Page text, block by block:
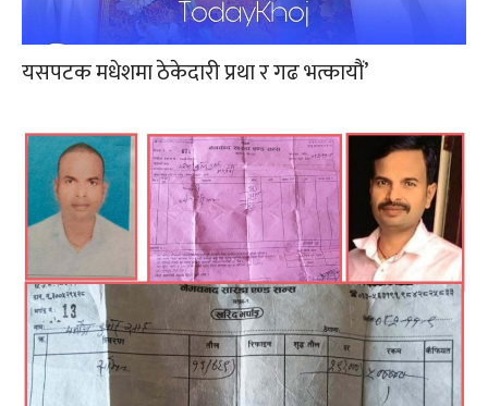
यसपटक मधेशमा ठेकेदारी प्रथा र गढ भत्कायौं’